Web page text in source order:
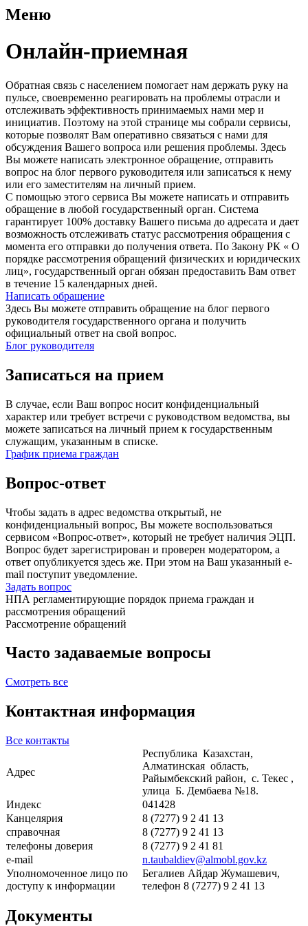
Меню
Онлайн-приемная
Обратная связь с населением помогает нам держать руку на
пульсе, своевременно реагировать на проблемы отрасли и
отслеживать эффективность принимаемых нами мер и
инициатив. Поэтому на этой странице мы собрали сервисы,
которые позволят Вам оперативно связаться с нами для
обсуждения Вашего вопроса или решения проблемы. Здесь
Вы можете написать электронное обращение, отправить
вопрос на блог первого руководителя или записаться к нему
или его заместителям на личный прием.
С помощью этого сервиса Вы можете написать и отправить
обращение в любой государственный орган. Система
гарантирует 100% доставку Вашего письма до адресата и дает
возможность отслеживать статус рассмотрения обращения с
момента его отправки до получения ответа. По Закону РК « О
порядке рассмотрения обращений физических и юридических
лиц», государственный орган обязан предоставить Вам ответ
в течение 15 календарных дней.
Написать обращение
Здесь Вы можете отправить обращение на блог первого
руководителя государственного органа и получить
официальный ответ на свой вопрос.
Блог руководителя
Записаться на прием
В случае, если Ваш вопрос носит конфиденциальный
характер или требует встречи с руководством ведомства, вы
можете записаться на личный прием к государственным
служащим, указанным в списке.
График приема граждан
Вопрос-ответ
Чтобы задать в адрес ведомства открытый, не
конфиденциальный вопрос, Вы можете воспользоваться
сервисом «Вопрос-ответ», который не требует наличия ЭЦП.
Вопрос будет зарегистрирован и проверен модератором, а
ответ опубликуется здесь же. При этом на Ваш указанный e-
mail поступит уведомление.
Задать вопрос
НПА регламентирующие порядок приема граждан и
рассмотрения обращений
Рассмотрение обращений
Часто задаваемые вопросы
Смотреть все
Контактная информация
Все контакты
Адрес
Республика Казахстан,
Алматинская область,
Райымбекский район, с. Текес ,
улица Б. Дембаева №18.
Индекс
041428
Канцелярия
8 (7277) 9 2 41 13
справочная
8 (7277) 9 2 41 13
телефоны доверия
8 (7277) 9 2 41 81
e-mail
n.taubaldiev@almobl.gov.kz
Уполномоченное лицо по
доступу к информации
Бегалиев Айдар Жумашевич,
телефон 8 (7277) 9 2 41 13
Документы